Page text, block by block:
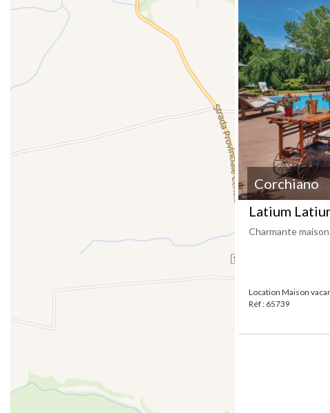
Corchiano
Latium
Charmante
Location Maison
Réf : 65739